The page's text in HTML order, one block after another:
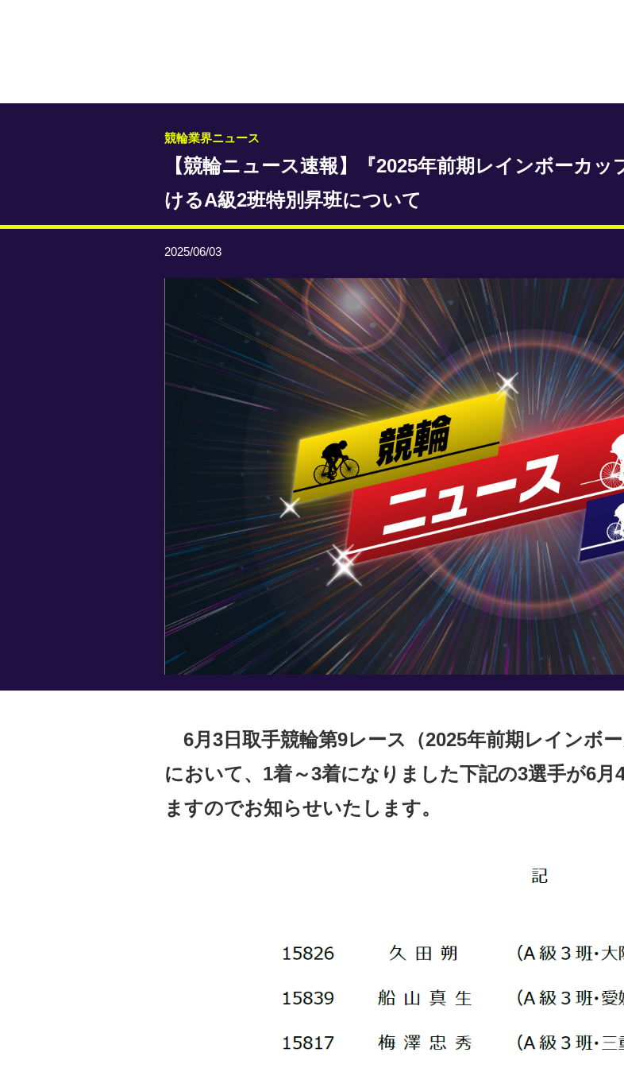
競輪業界ニュース
【競輪ニュース速報】『2025年前期レインボーカ
けるA級2班特別昇班について
2025/06/03
6月3日取手競輪第9レース（2025年前期レインボ
において、1着～3着になりました下記の3選手が6
ますのでお知らせいたします。